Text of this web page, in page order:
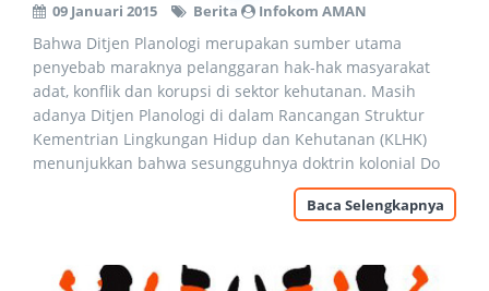
09 Januari 2015 Berita Infokom AMAN
Bahwa Ditjen Planologi merupakan sumber utama
penyebab maraknya pelanggaran hak-hak masyarakat
adat, konflik dan korupsi di sektor kehutanan. Masih
adanya Ditjen Planologi di dalam Rancangan Struktur
Kementrian Lingkungan Hidup dan Kehutanan (KLHK)
menunjukkan bahwa sesungguhnya doktrin kolonial Do
Baca Selengkapnya